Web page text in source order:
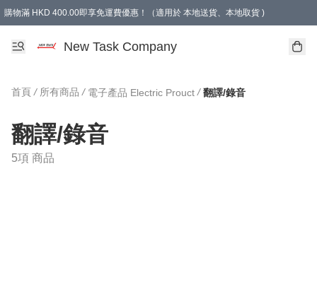
購物滿 HKD 400.00即享免運費優惠！（適用於 本地送貨、本地取貨 )
New Task Company
首頁 / 所有商品 / 電子產品 Electric Prouct / 翻譯/錄音
翻譯/錄音
5項 商品